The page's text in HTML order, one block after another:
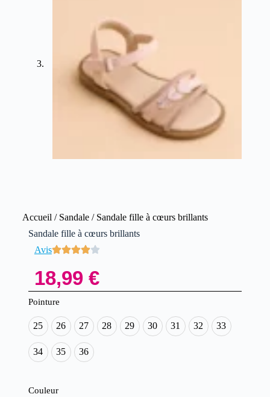
Accueil / Sandale/ Sandale fille à cœurs brillants
Sandale fille à cœurs brillants
Avis
18,99 €
Pointure
25 26 27 28 29 30 31 32 33
34 35 36
Couleur